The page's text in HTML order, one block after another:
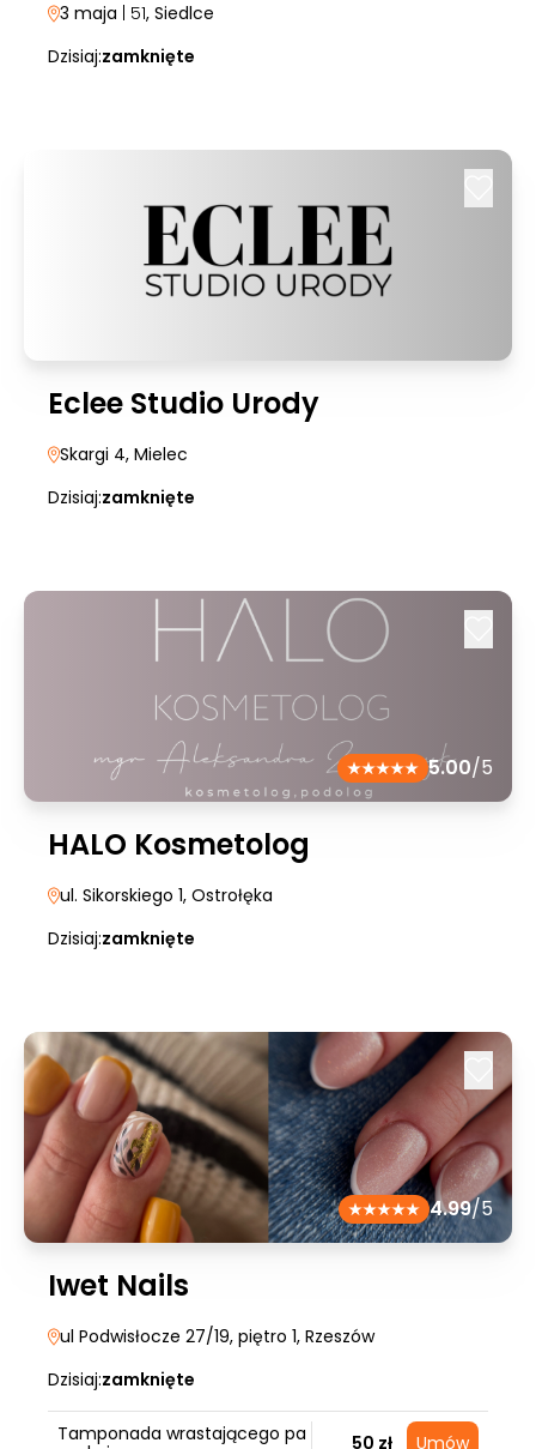
3 maja | 51, Siedlce
Dzisiaj:zamknięte
Eclee Studio Urody
Skargi 4, Mielec
Dzisiaj:zamknięte
5.00/5
HALO Kosmetolog
ul. Sikorskiego 1, Ostrołęka
Dzisiaj:zamknięte
4.99/5
Iwet Nails
ul Podwisłocze 27/19, piętro 1, Rzeszów
Dzisiaj:zamknięte
Tamponada wrastającego pa
50 zł Umów